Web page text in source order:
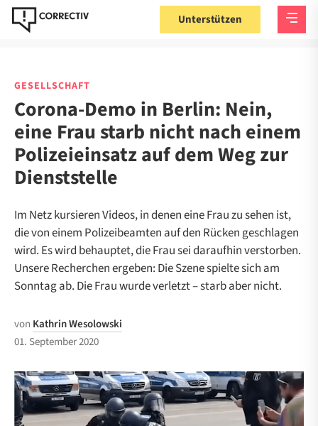
Unterstützen
GESELLSCHAFT
Corona-Demo in Berlin: Nein,
eine Frau starb nicht nach einem
Polizeieinsatz auf dem Weg zur
Dienststelle
Im Netz kursieren Videos, in denen eine Frau zu sehen ist,
die von einem Polizeibeamten auf den Rücken geschlagen
wird. Es wird behauptet, die Frau sei daraufhin verstorben.
Unsere Recherchen ergeben: Die Szene spielte sich am
Sonntag ab. Die Frau wurde verletzt – starb aber nicht.
von Kathrin Wesolowski
01. September 2020